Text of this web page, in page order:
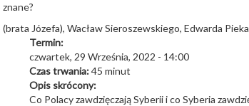
Józefa), Wacław Sieroszewskiego, Edwarda
Termin:
czwartek, 29 Września, 2022 - 14:00
Czas trwania:45 minut
Opis skrócony:
Co Polacy zawdzięczają Syberii i co Syberia